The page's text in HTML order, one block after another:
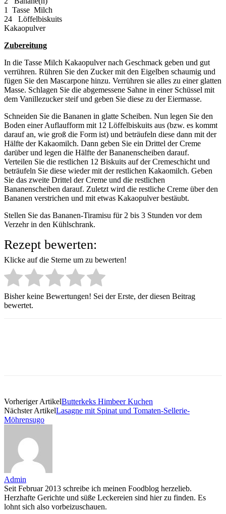
1 Tasse Milch
24 Löffelbiskuits
Kakaopulver
Zubereitung
In die Tasse Milch Kakaopulver nach Geschmack geben und gut
verrühren. Rühren Sie den Zucker mit den Eigelben schaumig und
fügen Sie den Mascarpone hinzu. Verrühren sie alles zu einer glatten
Masse. Schlagen Sie die abgemessene Sahne in einer Schüssel mit
dem Vanillezucker steif und geben Sie diese zu der Eiermasse.
Schneiden Sie die Bananen in glatte Scheiben. Nun legen Sie den
Boden einer Auflaufform mit 12 Löffelbiskuits aus (bzw. es kommt
darauf an, wie groß die Form ist) und beträufeln diese dann mit der
Hälfte der Kakaomilch. Dann geben Sie ein Drittel der Creme
darüber und legen die Hälfte der Bananenscheiben darauf.
Verteilen Sie die restlichen 12 Biskuits auf der Cremeschicht und
beträufeln Sie diese wieder mit der restlichen Kakaomilch. Geben
Sie das zweite Drittel der Creme und die restlichen
Bananenscheiben darauf. Zuletzt wird die restliche Creme über den
Bananen verstrichen und mit etwas Kakaopulver bestäubt.
Stellen Sie das Bananen-Tiramisu für 2 bis 3 Stunden vor dem
Verzehr in den Kühlschrank.
Rezept bewerten:
Klicke auf die Sterne um zu bewerten!
Bisher keine Bewertungen! Sei der Erste, der diesen Beitrag
bewertet.
Vorheriger ArtikelButterkeks Himbeer Kuchen
Nächster ArtikelLasagne mit Spinat und Tomaten-Sellerie-
Möhrensugo
Admin
Seit Februar 2013 schreibe ich meinen Foodblog herzelieb.
Herzhafte Gerichte und süße Leckereien sind hier zu finden. Es
lohnt sich also vorbeizuschauen.